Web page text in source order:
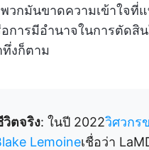
วกมันขาดความเข้าใจที่
การมีอำนาจในการตัดสิ
งก็ตาม
ตจริง: ในปี 2022วิศวกร
Lemoineเชื่อว่า